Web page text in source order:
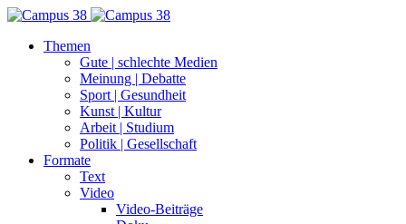
Themen
Gute | schlechte Medien
Meinung | Debatte
Sport | Gesundheit
Kunst | Kultur
Arbeit | Studium
Politik | Gesellschaft
Formate
Text
Video
Video-Beiträge